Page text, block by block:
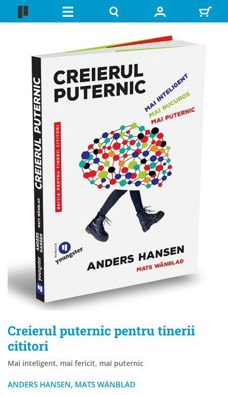
Creierul puternic pentru tinerii
cititori
Mai inteligent, mai fericit, mai puternic
ANDERS HANSEN, MATS WÄNBLAD